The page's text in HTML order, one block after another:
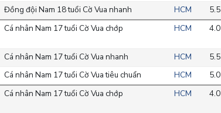
Đồng đội Nam 18 tuổi Cờ Vua nhanh HCM
5.5
Cá nhân Nam 17 tuổi Cờ Vua chớp HCM 4.0
Cá nhân Nam 17 tuổi Cờ Vua nhanh HCM
5.5
Cá nhân Nam 17 tuổi Cờ Vua tiêu chuẩn HCM
5.0
Cá nhân Nam 17 tuổi Cờ Vua chớp HCM 4.0